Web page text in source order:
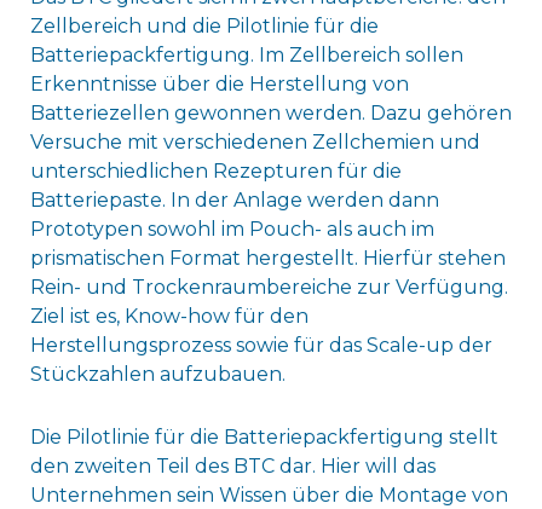
Zellbereich und die Pilotlinie für die
Batteriepackfertigung. Im Zellbereich sollen
Erkenntnisse über die Herstellung von
Batteriezellen gewonnen werden. Dazu gehören
Versuche mit verschiedenen Zellchemien und
unterschiedlichen Rezepturen für die
Batteriepaste. In der Anlage werden dann
Prototypen sowohl im Pouch- als auch im
prismatischen Format hergestellt. Hierfür stehen
Rein- und Trockenraumbereiche zur Verfügung.
Ziel ist es, Know-how für den
Herstellungsprozess sowie für das Scale-up der
Stückzahlen aufzubauen.
Die Pilotlinie für die Batteriepackfertigung stellt
den zweiten Teil des BTC dar. Hier will das
Unternehmen sein Wissen über die Montage von